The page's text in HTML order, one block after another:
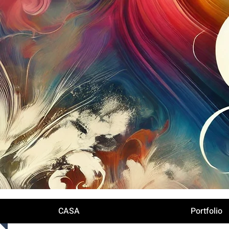
Iniciar sesión
CASA Portfolio